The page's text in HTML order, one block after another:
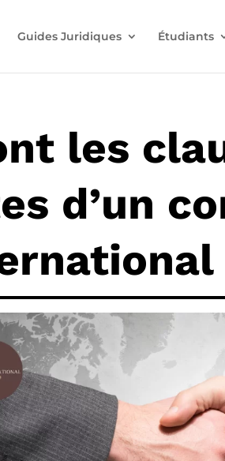
Guides Juridiques Étudiants
les
d’un